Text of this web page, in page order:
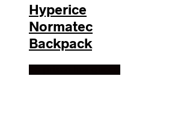
Hyperice
Normatec
Backpack